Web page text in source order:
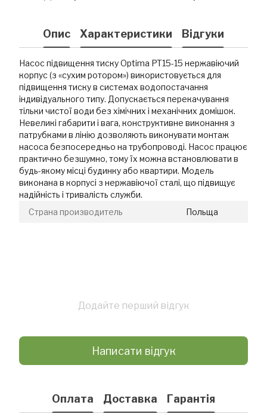
Опис Характеристики Відгуки
Насос підвищення тиску Optima PT15-15 нержавіючий
корпус (з «сухим ротором») використовується для
підвищення тиску в системах водопостачання
індивідуального типу. Допускається перекачування
тільки чистої води без хімічних і механічних домішок.
Невеликі габарити і вага, конструктивне виконання з
патрубками в лінію дозволяють виконувати монтаж
насоса безпосередньо на трубопроводі. Насос працює
практично безшумно, тому їх можна встановлювати в
будь-якому місці будинку або квартири. Модель
виконана в корпусі з нержавіючої сталі, що підвищує
надійність і тривалість служби.
Страна производитель
Польща
Додайте перший відгук
Написати відгук
Оплата Доставка Гарантія